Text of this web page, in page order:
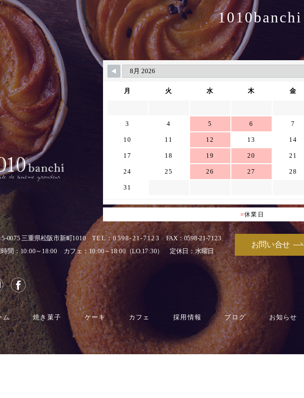
1010banchi
月 火 水 木 金
3 4 5 6 7
10 11 12 13 14
17 18 19 20 21
24 25 26 27 28
31
■休業日
0075三重県松阪市新町1010TEL：0598-21-7123
FAX：0598-21-7123
間：10:00～18:00
カフェ：10:00～18:00（LO.17:30） 定休日：水曜日
お問い合せ
ム 焼き菓子 ケーキ カフェ 採用情報 ブログ お知らせ